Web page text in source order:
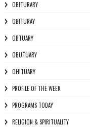
OBITURARY
OBITURAY
OBTUARY
OBUTUARY
OHITUARY
PROFILE OF THE WEEK
PROGRAMS TODAY
RELIGION & SPIRITUALITY